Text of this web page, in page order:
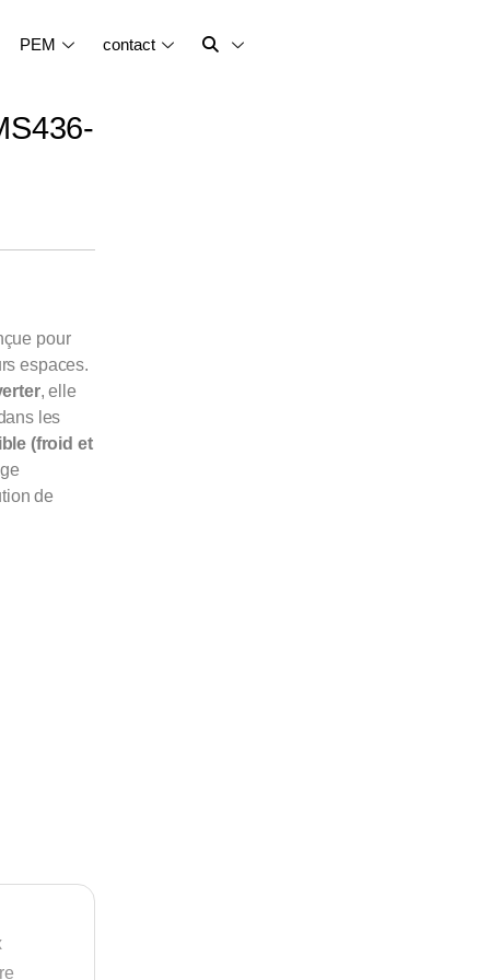
PEM contact
pour
espaces.
, elle
les
(froid et
de